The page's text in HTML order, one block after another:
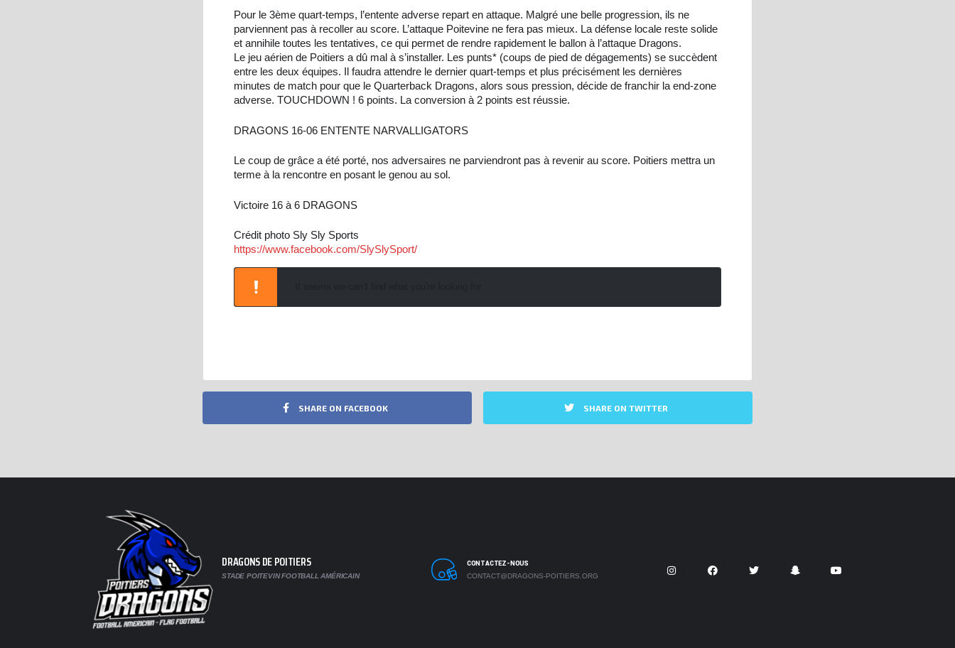
Pour le 3ème quart-temps, l’entente adverse repart en attaque. Malgré une belle progression, ils ne
parviennent pas à recoller au score. L’attaque Poitevine ne fera pas mieux. La défense locale reste solide
et annihile toutes les tentatives, ce qui permet de rendre rapidement le ballon à l’attaque Dragons.
Le jeu aérien de Poitiers a dû mal à s’installer. Les punts* (coups de pied de dégagements) se succèdent
entre les deux équipes. Il faudra attendre le dernier quart-temps et plus précisément les dernières
minutes de match pour que le Quarterback Dragons, alors sous pression, décide de franchir la end-zone
adverse. TOUCHDOWN ! 6 points. La conversion à 2 points est réussie.
DRAGONS 16-06 ENTENTE NARVALLIGATORS
Le coup de grâce a été porté, nos adversaires ne parviendront pas à revenir au score. Poitiers mettra un
terme à la rencontre en posant le genou au sol.
Victoire 16 à 6 DRAGONS
Crédit photo Sly Sly Sports
https://www.facebook.com/SlySlySport/
SHARE ON FACEBOOK SHARE ON TWITTER
DRAGONS DE POITIERS
STADE POITEVIN FOOTBALL AMÉRICAIN
CONTACTEZ-NOUS
CONTACT@DRAGONS-POITIERS.ORG